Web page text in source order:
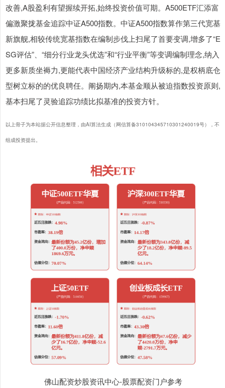
改善,A股盈利有望握续开拓,始终投资价值可期。A500ETF汇添富
偏激聚拢基金追踪中证A500指数。中证A500指数算作第三代宽基
新旗舰,相较传统宽基指数在编制步伐上扫尾了首要变调,增多了“E
SG评估”、“细分行业龙头优选”和“行业平衡”等变调编制理念,纳入
更多新质坐褥力,更能代表中国经济产业结构升级标的,是权柄底仓
型树立标的的优良聘任。阐扬期内,本基金顺从被迫指数投资原则,
基本扫尾了灵验追踪功绩比拟基准的投资方针。
以上骨子为本站据公开信息整理，由AI算法生成（网信算备310104345710301240019号），不
组成投资提出。
佛山配资炒股资讯中心-股票配资门户参考